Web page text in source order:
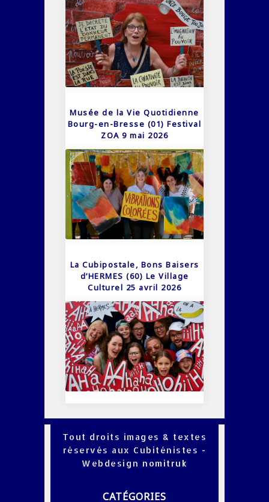
Musée de la Vie Quotidienne
Bourg-en-Bresse (01) Festival
ZOA 9 mai 2026
La Cubipostale, Bons Baisers
d’HERMES (60) Le Village
Culturel 25 avril 2026
Tout droits images & textes
réservés aux Cubiténistes -
Webdesign nomitruk
CATÉGORIES